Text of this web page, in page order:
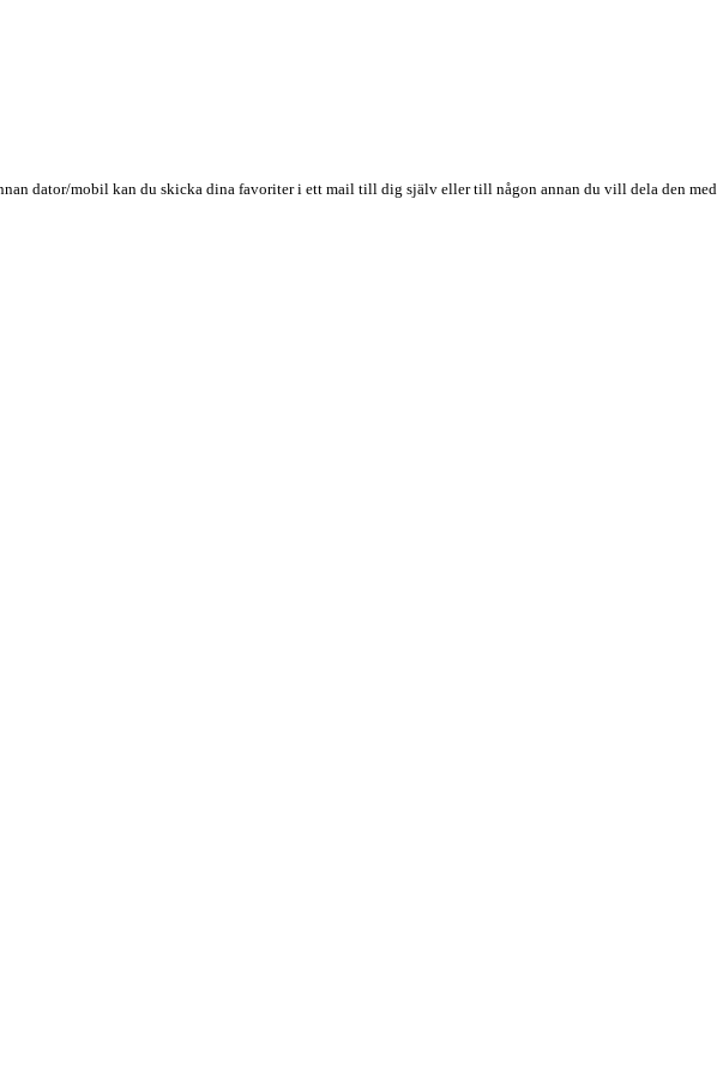
dator/mobil kan du skicka dina favoriter i ett mail till dig själv eller till någon annan du vill dela den med.